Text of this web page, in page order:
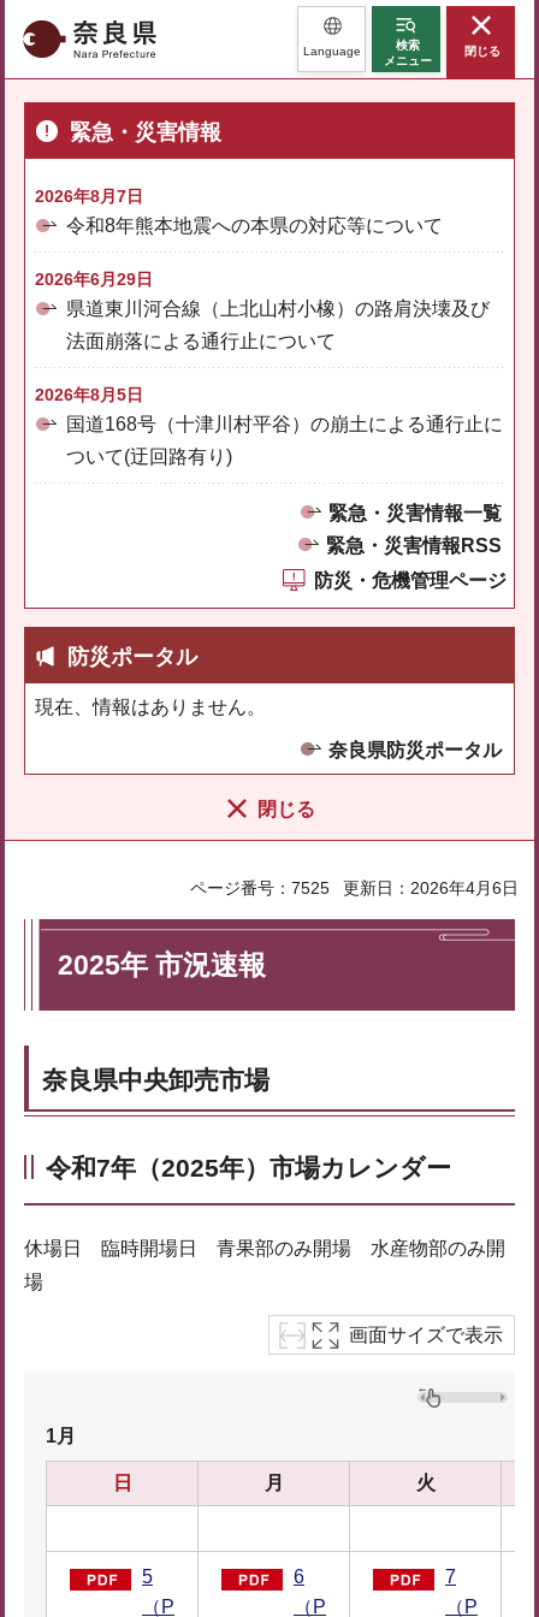
奈良県 Language
検索
メニュー
閉じる
緊急・災害情報
2026年8月7日
令和8年熊本地震への本県の対応等について
2026年6月29日
県道東川河合線（上北山村小橡）の路肩決壊及び
法面崩落による通行止について
2026年8月5日
国道168号（十津川村平谷）の崩土による通行止に
ついて(迂回路有り)
緊急・災害情報一覧
緊急・災害情報RSS
防災・危機管理ページ
防災ポータル
現在、情報はありません。
奈良県防災ポータル
閉じる
ページ番号：7525 更新日：2026年4月6日
2025年 市況速報
奈良県中央卸売市場
令和7年（2025年）市場カレンダー
休場日 臨時開場日 青果部のみ開場 水産物部のみ開
場
画面サイズで表示
1月
日 月 火
5
（P
6
（P
7
（P